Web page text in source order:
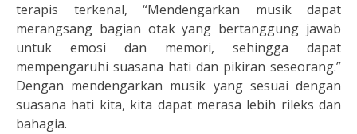
terapis terkenal, “Mendengarkan musik dapat
merangsang bagian otak yang bertanggung jawab
untuk emosi dan memori, sehingga dapat
mempengaruhi suasana hati dan pikiran seseorang.”
Dengan mendengarkan musik yang sesuai dengan
suasana hati kita, kita dapat merasa lebih rileks dan
bahagia.